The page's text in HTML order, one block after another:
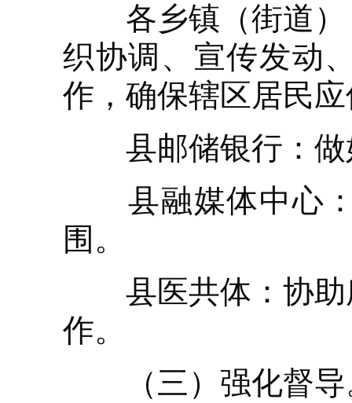
各乡镇（街道）
织协调、宣传发动
作，确保辖区居民
县邮储银行：做
县融媒体中心：
围。
县医共体：协助
作。
（三）强化督导